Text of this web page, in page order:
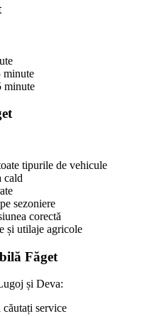
minute
minute
tipurile de vehicule
cald
sezoniere
corectă
și utilaje agricole
Făget
și Deva:
căutați service